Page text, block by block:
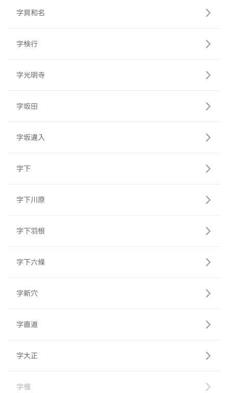
字具和名
字検行
字光明寺
字坂田
字坂違入
字下
字下川原
字下羽根
字下六條
字新穴
字直道
字大正
字檀